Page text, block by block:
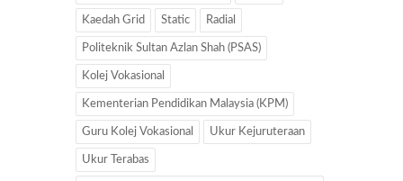
Kaedah Grid Static Radial
Politeknik Sultan Azlan Shah (PSAS)
Kolej Vokasional
Kementerian Pendidikan Malaysia (KPM)
Guru Kolej Vokasional Ukur Kejuruteraan
Ukur Terabas